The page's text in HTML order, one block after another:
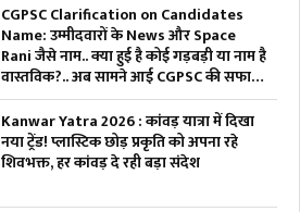
CGPSC Clarification on Candidates
Name: उम्मीदवारों के News और Space
Rani जैसे नाम.. क्या हुई है कोई गड़बड़ी या नाम है
वास्तविक?.. अब सामने आई CGPSC की सफाई,
पढ़ें
Kanwar Yatra 2026 : कांवड़ यात्रा में दिखा
नया ट्रेंड! प्लास्टिक छोड़ प्रकृति को अपना रहे
शिवभक्त, हर कांवड़ दे रही बड़ा संदेश